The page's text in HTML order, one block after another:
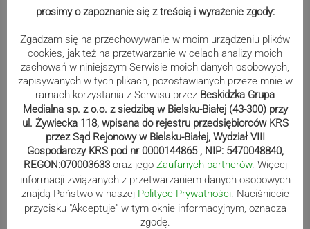
wystartują w Rajdzie Rzeszowskim
80-lecie Soły Kobiernice. Będzie się
działo! SZCZEGÓŁOWY PROGRAM
Kaniów stolicą europejskiego kajak
polo. Kilkadziesiąt drużyn z całej
Europy rywalizowało przez trzy dni
prosimy o zapoznanie się z treścią i wyrażenie zgody:
Zgadzam się na przechowywanie w moim urządzeniu plików
cookies, jak też na przetwarzanie w celach analizy moich
zachowań w niniejszym Serwisie moich danych osobowych,
zapisywanych w tych plikach, pozostawianych przeze mnie w
ramach korzystania z Serwisu przez Beskidzka Grupa
Medialna sp. z o.o. z siedzibą w Bielsku-Białej (43-300) przy
ul. Żywiecka 118, wpisana do rejestru przedsiębiorców KRS
przez Sąd Rejonowy w Bielsku-Białej, Wydział VIII
Gospodarczy KRS pod nr 0000144865 , NIP: 5470048840,
REGON:070003633 oraz jego Zaufanych partnerów. Więcej
informacji związanych z przetwarzaniem danych osobowych
znajdą Państwo w naszej Polityce Prywatności. Naciśniecie
przycisku "Akceptuje" w tym oknie informacyjnym, oznacza
zgodę.